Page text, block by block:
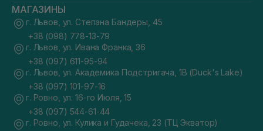
МАГАЗИНЫ
г. Львов, ул. Степана Бандеры, 45
+38 (098) 778-13-79
г. Львов, ул. Ивана Франка, 36
+38 (097) 611-95-94
г. Львов, ул. Академика Подстригача, 1В (Duck's Lake)
+38 (097) 101-97-16
г. Ровно, ул. 16-го Июля, 15
+38 (097) 544-61-44
г. Ровно, ул. Кулика и Гудачека, 23 (ТЦ Экватор)